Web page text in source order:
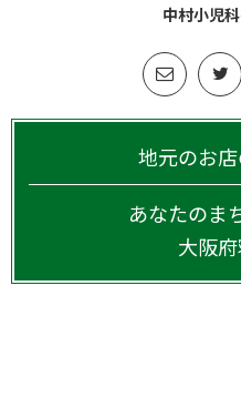
中村小児
地元のお店
あなたのま
大阪府